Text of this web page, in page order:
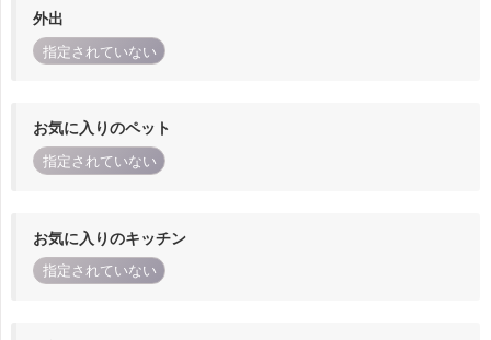
外出
指定されていない
お気に入りのペット
指定されていない
お気に入りのキッチン
指定されていない